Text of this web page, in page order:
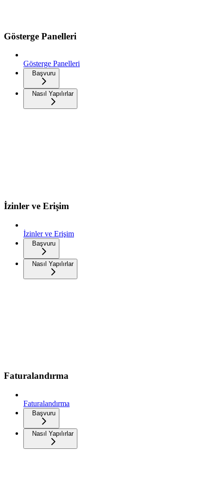
Gösterge Panelleri
Gösterge Panelleri
Başvuru
Nasıl Yapılırlar
İzinler ve Erişim
İzinler ve Erişim
Başvuru
Nasıl Yapılırlar
Faturalandırma
Faturalandırma
Başvuru
Nasıl Yapılırlar